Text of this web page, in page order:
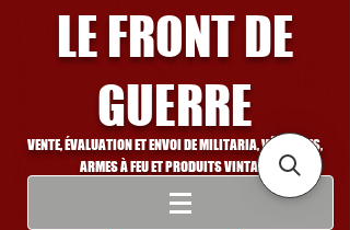
LE FRONT DE
GUERRE
VENTE, ÉVALUATION ET ENVOI DE MILITARIA, VÉHICULES,
ARMES À FEU ET PRODUITS VINTAGE
Se connecter